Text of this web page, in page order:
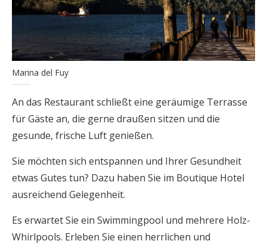
Marina del Fuy
An das Restaurant schließt eine geräumige Terrasse
für Gäste an, die gerne draußen sitzen und die
gesunde, frische Luft genießen.
Sie möchten sich entspannen und Ihrer Gesundheit
etwas Gutes tun? Dazu haben Sie im Boutique Hotel
ausreichend Gelegenheit.
Es erwartet Sie ein Swimmingpool und mehrere Holz-
Whirlpools. Erleben Sie einen herrlichen und